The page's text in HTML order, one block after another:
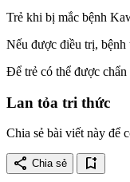
Trẻ khi bị mắc bệnh
Nếu được điều trị,
Để trẻ có thể được
Lan tỏa tri thức
Chia sẻ bài viết này để
share Chia sẻ bookmark_add